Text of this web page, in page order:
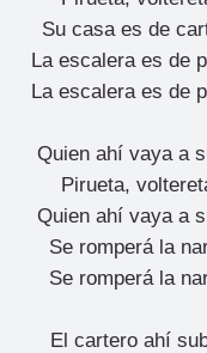
Su casa es de
La escalera es de
La escalera es de
Quien ahí vaya a
Pirueta,
Quien ahí vaya a
Se romperá la
Se romperá la
El cartero ahí